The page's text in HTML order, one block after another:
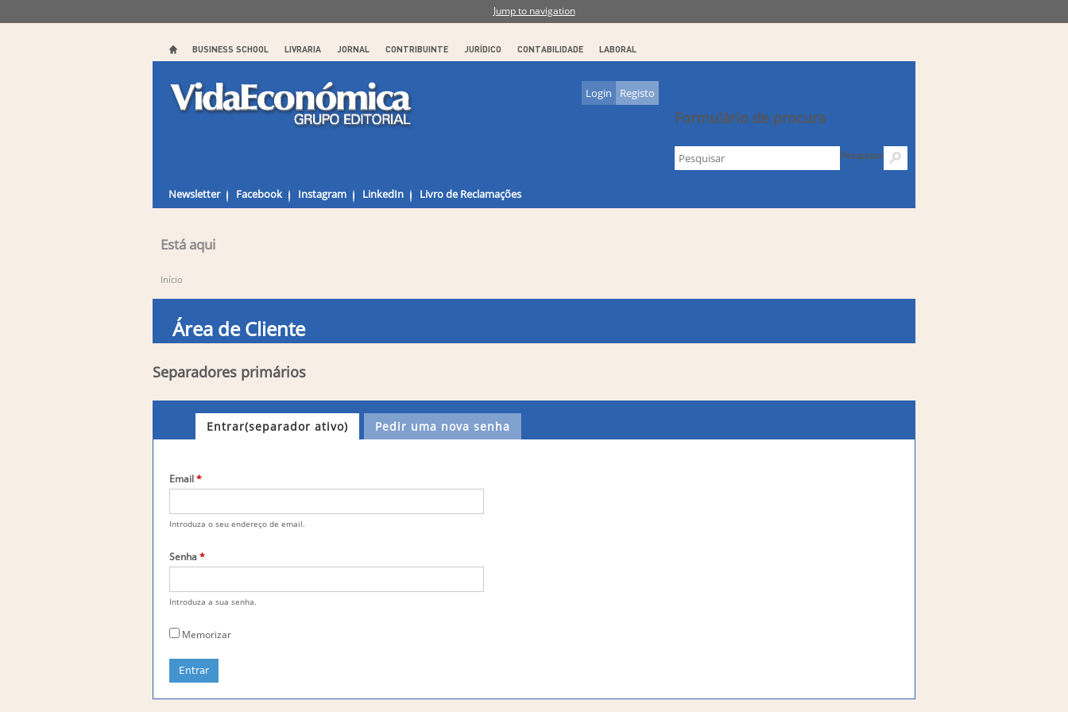
Jump to navigation
BUSINESS SCHOOL LIVRARIA JORNAL CONTRIBUINTE JURÍDICO CONTABILIDADE LABORAL
Formulário de procura
Pesquisar
Login Registo
Newsletter Facebook Instagram LinkedIn Livro de Reclamações
Está aqui
Início
Área de Cliente
Separadores primários
Entrar(separador ativo) Pedir uma nova senha
Email*
Introduza o seu endereço de email.
Senha*
Introduza a sua senha.
Memorizar